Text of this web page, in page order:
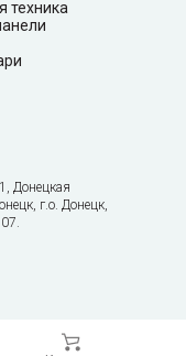
техника
Донецкая
г.о. Донецк,